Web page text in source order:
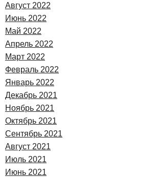
Август 2022
Июнь 2022
Май 2022
Апрель 2022
Март 2022
Февраль 2022
Январь 2022
Декабрь 2021
Ноябрь 2021
Октябрь 2021
Сентябрь 2021
Август 2021
Июль 2021
Июнь 2021